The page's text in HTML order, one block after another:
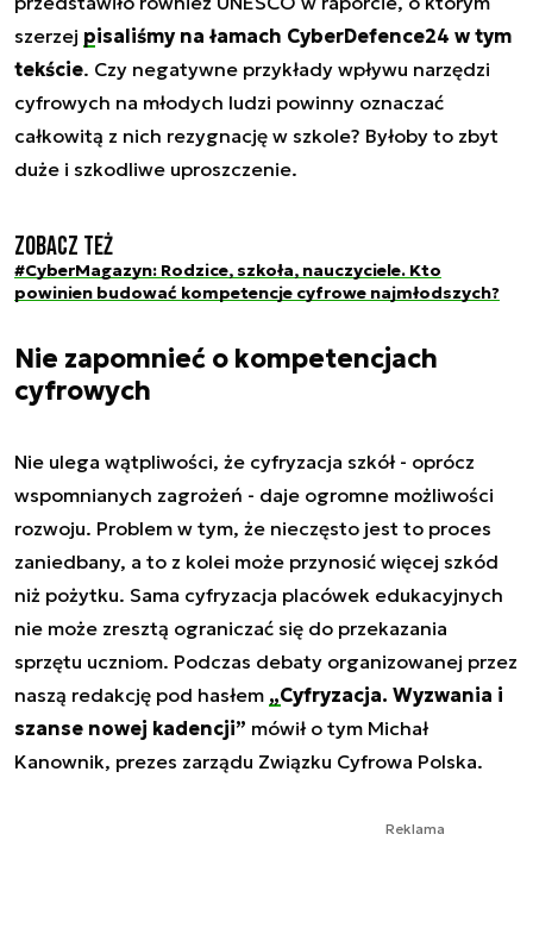
szerzej pisaliśmy na łamach CyberDefence24 w tym
tekście. Czy negatywne przykłady wpływu narzędzi
cyfrowych na młodych ludzi powinny oznaczać
całkowitą z nich rezygnację w szkole? Byłoby to zbyt
duże i szkodliwe uproszczenie.
Zobacz też
#CyberMagazyn: Rodzice, szkoła, nauczyciele. Kto
powinien budować kompetencje cyfrowe najmłodszych?
Nie zapomnieć o kompetencjach
cyfrowych
Nie ulega wątpliwości, że cyfryzacja szkół - oprócz
wspomnianych zagrożeń - daje ogromne możliwości
rozwoju. Problem w tym, że nieczęsto jest to proces
zaniedbany, a to z kolei może przynosić więcej szkód
niż pożytku. Sama cyfryzacja placówek edukacyjnych
nie może zresztą ograniczać się do przekazania
sprzętu uczniom. Podczas debaty organizowanej przez
naszą redakcję pod hasłem „Cyfryzacja. Wyzwania i
szanse nowej kadencji” mówił o tym Michał
Kanownik, prezes zarządu Związku Cyfrowa Polska.
Reklama